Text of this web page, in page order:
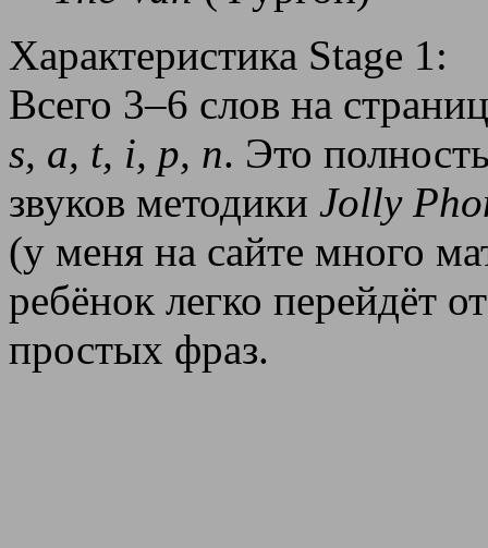
Характеристика Stage 1:
Всего 3–6 слов на
s, a, t, i, p, n. Это
звуков методики Jolly
(у меня на сайте много
ребёнок легко перейдёт
простых фраз.